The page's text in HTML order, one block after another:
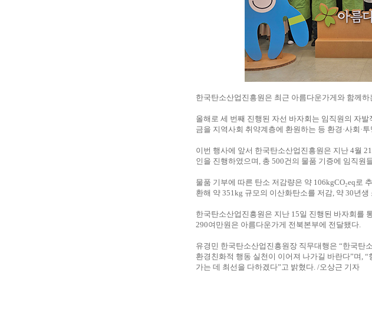
한국탄소산업진흥원은 최근 아름다운가게와 함께
올해로 세 번째 진행된 자선 바자회는 임직원의 자
금을 지역사회 취약계층에 환원하는 등 환경·사회·
이번 행사에 앞서 한국탄소산업진흥원은 지난 4월
인을 진행하였으며, 총 500건의 물품 기증에 임직원
물품 기부에 따른 탄소 저감량은 약 106kgCO₂eq로
환해 약 351kg 규모의 이산화탄소를 저감, 약 30년
한국탄소산업진흥원은 지난 15일 진행된 바자회를
290여만원은 아름다운가게 전북본부에 전달됐다.
유경민 한국탄소산업진흥원장 직무대행은 “한국탄
환경친화적 행동 실천이 이어져 나가길 바란다”며,
가는 데 최선을 다하겠다”고 밝혔다. /오상근 기자